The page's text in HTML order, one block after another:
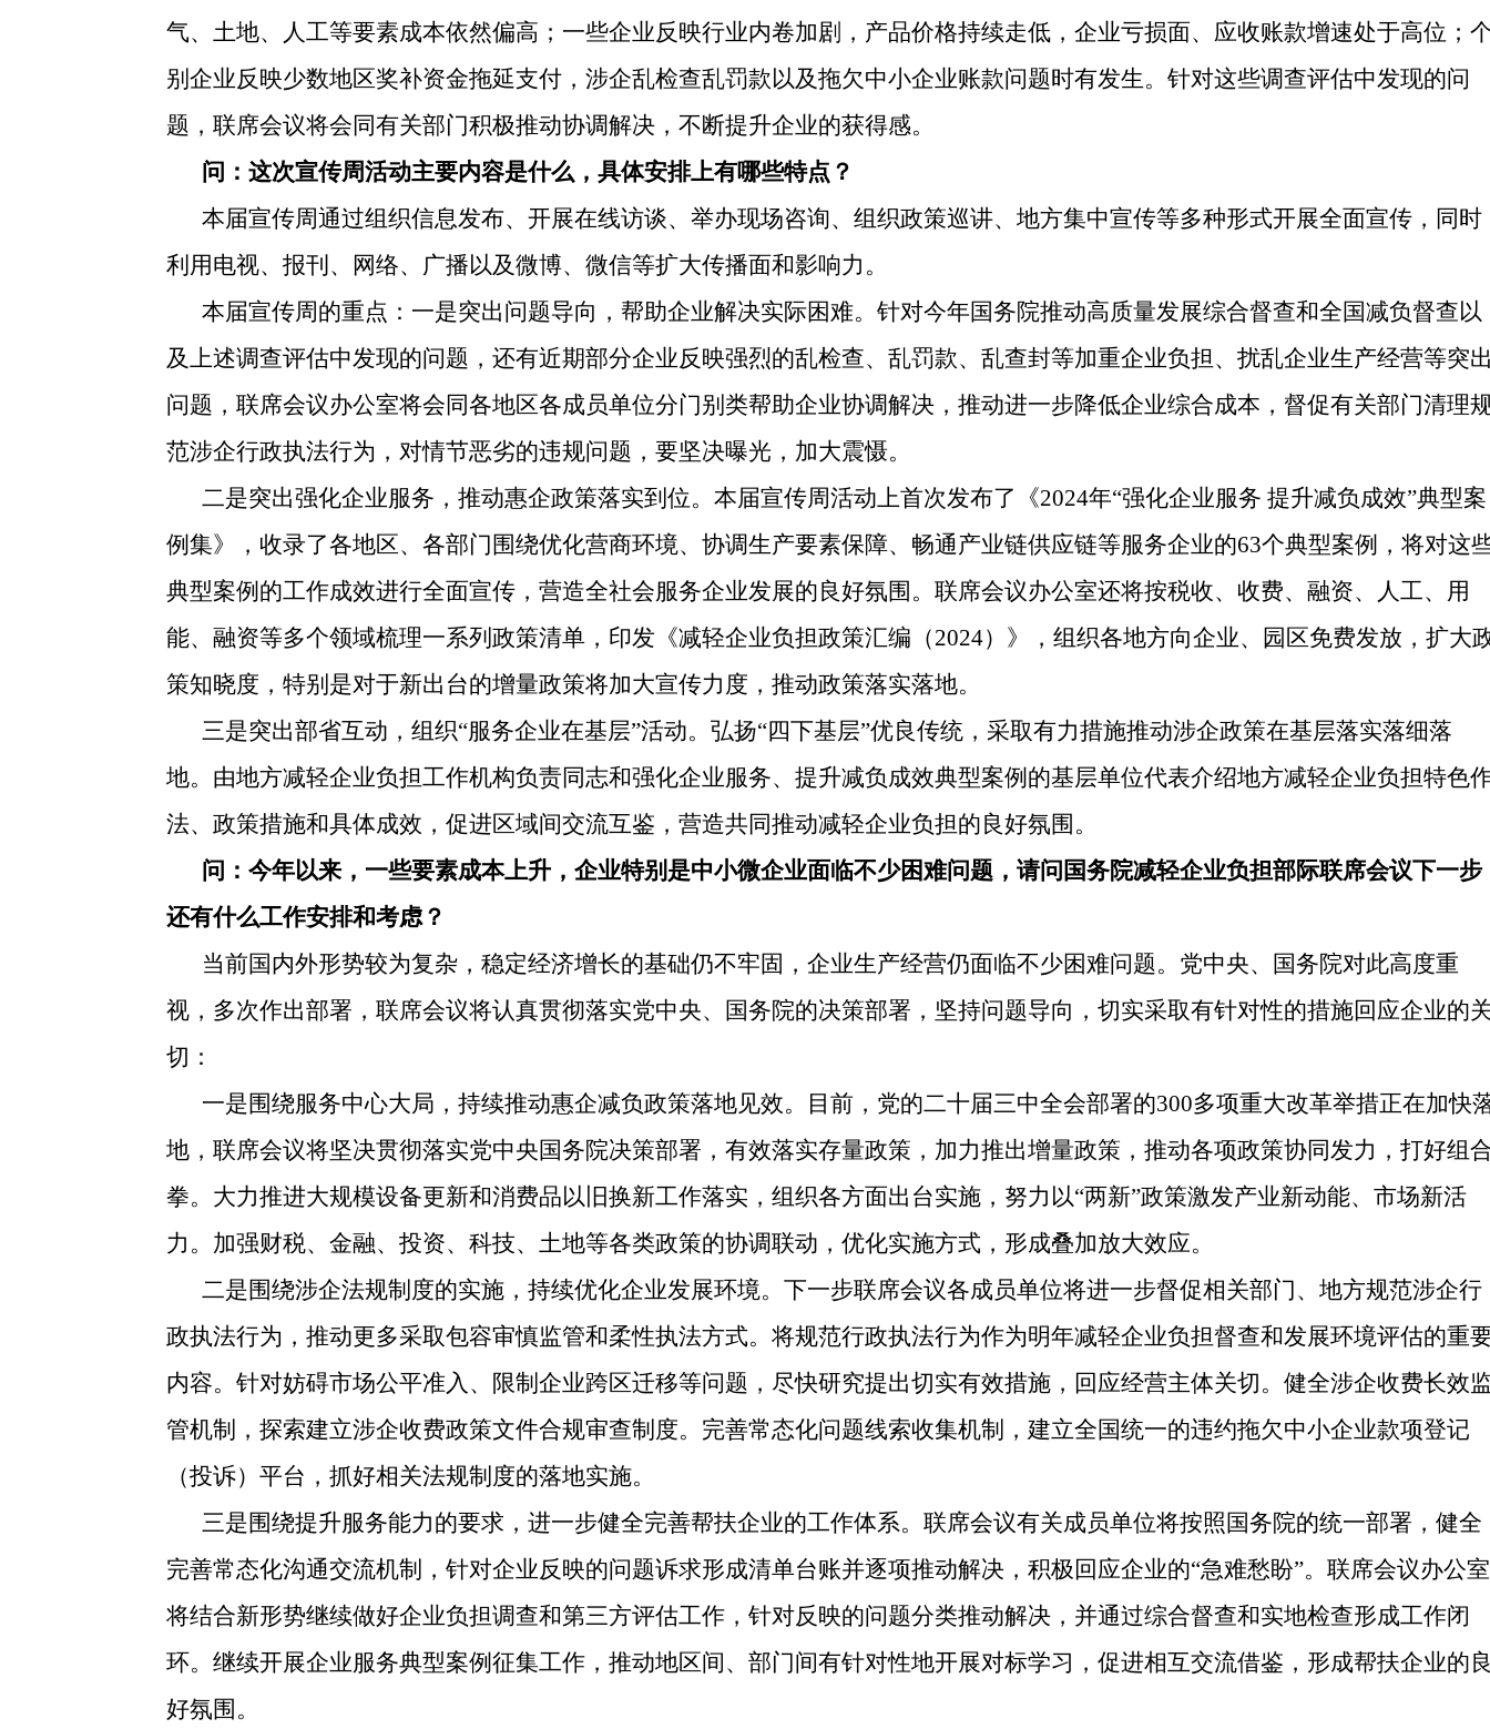
气、土地、人工等要素成本依然偏高；一些企业反映行业内卷加剧，产品价格持续走低，企业亏损面、应收账款增速处于高位；
别企业反映少数地区奖补资金拖延支付，涉企乱检查乱罚款以及拖欠中小企业账款问题时有发生。针对这些调查评估中发现的问
题，联席会议将会同有关部门积极推动协调解决，不断提升企业的获得感。
问：这次宣传周活动主要内容是什么，具体安排上有哪些特点？
本届宣传周通过组织信息发布、开展在线访谈、举办现场咨询、组织政策巡讲、地方集中宣传等多种形式开展全面宣传，同时
利用电视、报刊、网络、广播以及微博、微信等扩大传播面和影响力。
本届宣传周的重点：一是突出问题导向，帮助企业解决实际困难。针对今年国务院推动高质量发展综合督查和全国减负督查以
及上述调查评估中发现的问题，还有近期部分企业反映强烈的乱检查、乱罚款、乱查封等加重企业负担、扰乱企业生产经营等突
问题，联席会议办公室将会同各地区各成员单位分门别类帮助企业协调解决，推动进一步降低企业综合成本，督促有关部门清理
范涉企行政执法行为，对情节恶劣的违规问题，要坚决曝光，加大震慑。
二是突出强化企业服务，推动惠企政策落实到位。本届宣传周活动上首次发布了《2024年“强化企业服务 提升减负成效”典型案
例集》，收录了各地区、各部门围绕优化营商环境、协调生产要素保障、畅通产业链供应链等服务企业的63个典型案例，将对这
典型案例的工作成效进行全面宣传，营造全社会服务企业发展的良好氛围。联席会议办公室还将按税收、收费、融资、人工、用
能、融资等多个领域梳理一系列政策清单，印发《减轻企业负担政策汇编（2024）》，组织各地方向企业、园区免费发放，扩大
策知晓度，特别是对于新出台的增量政策将加大宣传力度，推动政策落实落地。
三是突出部省互动，组织“服务企业在基层”活动。弘扬“四下基层”优良传统，采取有力措施推动涉企政策在基层落实落细落
地。由地方减轻企业负担工作机构负责同志和强化企业服务、提升减负成效典型案例的基层单位代表介绍地方减轻企业负担特色
法、政策措施和具体成效，促进区域间交流互鉴，营造共同推动减轻企业负担的良好氛围。
问：今年以来，一些要素成本上升，企业特别是中小微企业面临不少困难问题，请问国务院减轻企业负担部际联席会议下一步
还有什么工作安排和考虑？
当前国内外形势较为复杂，稳定经济增长的基础仍不牢固，企业生产经营仍面临不少困难问题。党中央、国务院对此高度重
视，多次作出部署，联席会议将认真贯彻落实党中央、国务院的决策部署，坚持问题导向，切实采取有针对性的措施回应企业的
切：
一是围绕服务中心大局，持续推动惠企减负政策落地见效。目前，党的二十届三中全会部署的300多项重大改革举措正在加快
地，联席会议将坚决贯彻落实党中央国务院决策部署，有效落实存量政策，加力推出增量政策，推动各项政策协同发力，打好组
拳。大力推进大规模设备更新和消费品以旧换新工作落实，组织各方面出台实施，努力以“两新”政策激发产业新动能、市场新活
力。加强财税、金融、投资、科技、土地等各类政策的协调联动，优化实施方式，形成叠加放大效应。
二是围绕涉企法规制度的实施，持续优化企业发展环境。下一步联席会议各成员单位将进一步督促相关部门、地方规范涉企行
政执法行为，推动更多采取包容审慎监管和柔性执法方式。将规范行政执法行为作为明年减轻企业负担督查和发展环境评估的重
内容。针对妨碍市场公平准入、限制企业跨区迁移等问题，尽快研究提出切实有效措施，回应经营主体关切。健全涉企收费长效
管机制，探索建立涉企收费政策文件合规审查制度。完善常态化问题线索收集机制，建立全国统一的违约拖欠中小企业款项登记
（投诉）平台，抓好相关法规制度的落地实施。
三是围绕提升服务能力的要求，进一步健全完善帮扶企业的工作体系。联席会议有关成员单位将按照国务院的统一部署，健全
完善常态化沟通交流机制，针对企业反映的问题诉求形成清单台账并逐项推动解决，积极回应企业的“急难愁盼”。联席会议办公室
将结合新形势继续做好企业负担调查和第三方评估工作，针对反映的问题分类推动解决，并通过综合督查和实地检查形成工作闭
环。继续开展企业服务典型案例征集工作，推动地区间、部门间有针对性地开展对标学习，促进相互交流借鉴，形成帮扶企业的
好氛围。